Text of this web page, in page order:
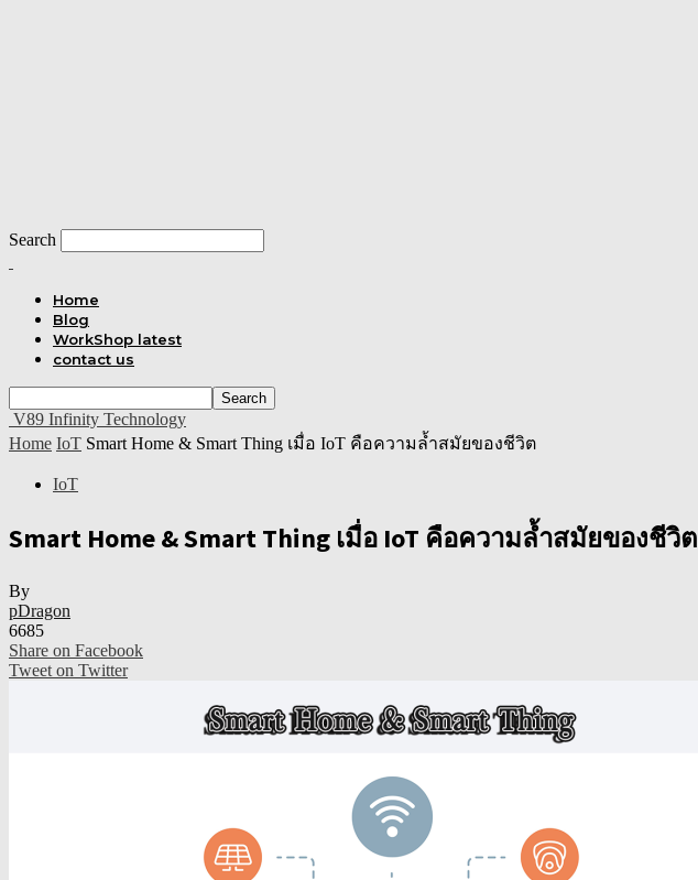
Search
Home
Blog
WorkShop latest
contact us
V89 Infinity Technology
Home IoT Smart Home & Smart Thing เมื่อ IoT คือความล้ำสมัยของชีวิต
IoT
Smart Home & Smart Thing เมื่อ IoT คือความล้ำสมัยของชีวิต
By
pDragon
6685
Share on Facebook
Tweet on Twitter